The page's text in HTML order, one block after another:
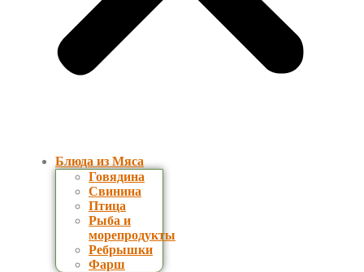
Блюда из Мяса
Говядина
Свинина
Птица
Рыба и
морепродукты
Ребрышки
Фарш